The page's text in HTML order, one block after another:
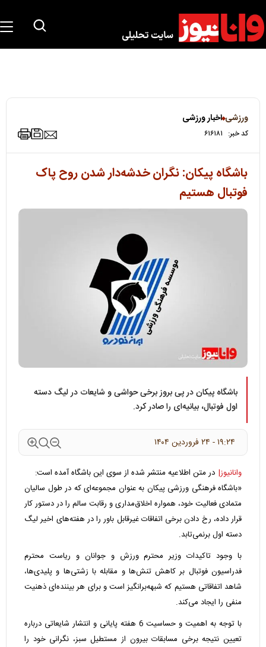
ورزشی اخبار ورزشی
کد خبر: ۶۱۶۱۸۱
باشگاه پیکان: نگران خدشه‌دار شدن روح پاک
فوتبال هستیم
باشگاه پیکان در پی بروز برخی حواشی و شایعات در لیگ دسته
اول فوتبال، بیانیه‌ای را صادر کرد.
۱۹:۲۴ - ۲۴ فروردين ۱۴۰۴
وانانیوز| در متن اطلاعیه منتشر شده از سوی این باشگاه آمده است:
«باشگاه فرهنگی ورزشی پیکان به عنوان مجموعه‌ای که در طول سالیان
متمادی فعالیت خود، همواره اخلاق‌مداری و رقابت سالم را در دستور کار
قرار داده، رخ دادن برخی اتفاقات غیرقابل باور را در هفته‌های اخیر لیگ
دسته اول برنمی‌تابد‌.
با وجود تاکیدات وزیر محترم ورزش و جوانان و ریاست محترم
فدراسیون فوتبال بر کاهش تنش‌ها و مقابله با زشتی‌ها و پلیدی‌ها،
شاهد اتفاقاتی هستیم که شبهه‌برانگیز است و برای هر بیننده‌ای ذهنیت‌
منفی را ایجاد می‌کند.
با توجه به اهمیت و حساسیت 6 هفته پایانی و انتشار شایعاتی درباره
تعیین نتیجه برخی مسابقات بیرون از مستطیل سبز، نگرانی خود را